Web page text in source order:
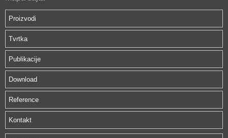
Proizvodi
Tvrtka
Publikacije
Download
Reference
Kontakt